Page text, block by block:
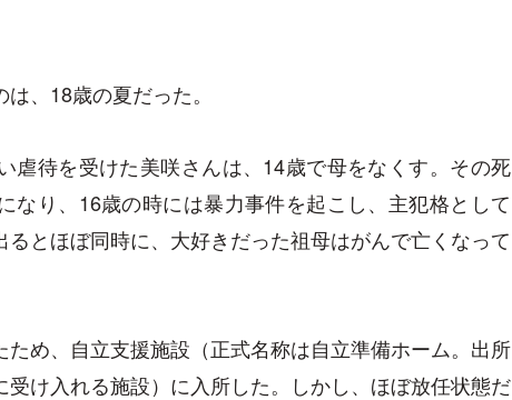
、18歳の夏だった。
虐待を受けた美咲さんは、14歳で母をなくす。その死
なり、16歳の時には暴力事件を起こし、主犯格として
とほぼ同時に、大好きだった祖母はがんで亡くなって
め、自立支援施設（正式名称は自立準備ホーム。出所
け入れる施設）に入所した。しかし、ほぼ放任状態だ